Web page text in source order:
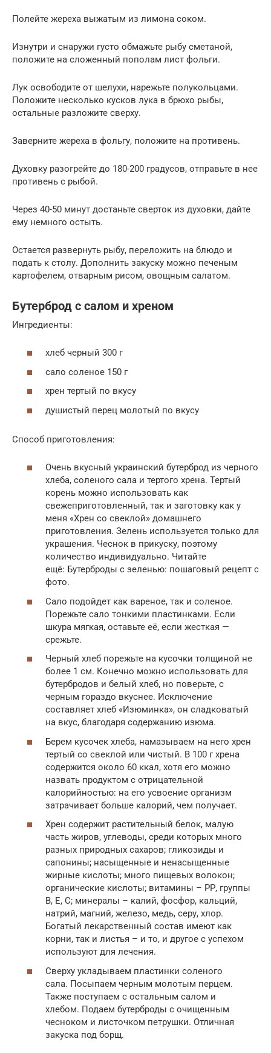
Полейте жереха выжатым из лимона соком.
Изнутри и снаружи густо обмажьте рыбу сметаной,
положите на сложенный пополам лист фольги.
Лук освободите от шелухи, нарежьте полукольцами.
Положите несколько кусков лука в брюхо рыбы,
остальные разложите сверху.
Заверните жереха в фольгу, положите на противень.
Духовку разогрейте до 180-200 градусов, отправьте в нее
противень с рыбой.
Через 40-50 минут достаньте сверток из духовки, дайте
ему немного остыть.
Остается развернуть рыбу, переложить на блюдо и
подать к столу. Дополнить закуску можно печеным
картофелем, отварным рисом, овощным салатом.
Бутерброд с салом и хреном
Ингредиенты:
хлеб черный 300 г
сало соленое 150 г
хрен тертый по вкусу
душистый перец молотый по вкусу
Способ приготовления:
Очень вкусный украинский бутерброд из черного
хлеба, соленого сала и тертого хрена. Тертый
корень можно использовать как
свежеприготовленный, так и заготовку как у
меня «Хрен со свеклой» домашнего
приготовления. Зелень используется только для
украшения. Чеснок в прикуску, поэтому
количество индивидуально. Читайте
ещё: Бутерброды с зеленью: пошаговый рецепт с
фото.
Сало подойдет как вареное, так и соленое.
Порежьте сало тонкими пластинками. Если
шкура мягкая, оставьте её, если жесткая —
срежьте.
Черный хлеб порежьте на кусочки толщиной не
более 1 см. Конечно можно использовать для
бутербродов и белый хлеб, но поверьте, с
черным гораздо вкуснее. Исключение
составляет хлеб «Изюминка», он сладковатый
на вкус, благодаря содержанию изюма.
Берем кусочек хлеба, намазываем на него хрен
тертый со свеклой или чистый. В 100 г хрена
содержится около 60 ккал, хотя его можно
назвать продуктом с отрицательной
калорийностью: на его усвоение организм
затрачивает больше калорий, чем получает.
Хрен содержит растительный белок, малую
часть жиров, углеводы, среди которых много
разных природных сахаров; гликозиды и
сапонины; насыщенные и ненасыщенные
жирные кислоты; много пищевых волокон;
органические кислоты; витамины – РР, группы
В, Е, С; минералы – калий, фосфор, кальций,
натрий, магний, железо, медь, серу, хлор.
Богатый лекарственный состав имеют как
корни, так и листья – и то, и другое с успехом
используют для лечения.
Сверху укладываем пластинки соленого
сала. Посыпаем черным молотым перцем.
Также поступаем с остальным салом и
хлебом. Подаем бутерброды с очищенным
чесноком и листочком петрушки. Отличная
закуска под борщ.